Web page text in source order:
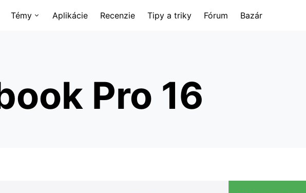
Témy Aplikácie Recenzie Tipy a triky Fórum Bazár
Pro 16